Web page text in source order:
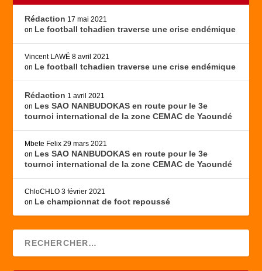
Rédaction 17 mai 2021
on Le football tchadien traverse une crise endémique
Vincent LAWÉ 8 avril 2021
on Le football tchadien traverse une crise endémique
Rédaction 1 avril 2021
on Les SAO NANBUDOKAS en route pour le 3e
tournoi international de la zone CEMAC de Yaoundé
Mbete Felix 29 mars 2021
on Les SAO NANBUDOKAS en route pour le 3e
tournoi international de la zone CEMAC de Yaoundé
ChloCHLO 3 février 2021
on Le championnat de foot repoussé